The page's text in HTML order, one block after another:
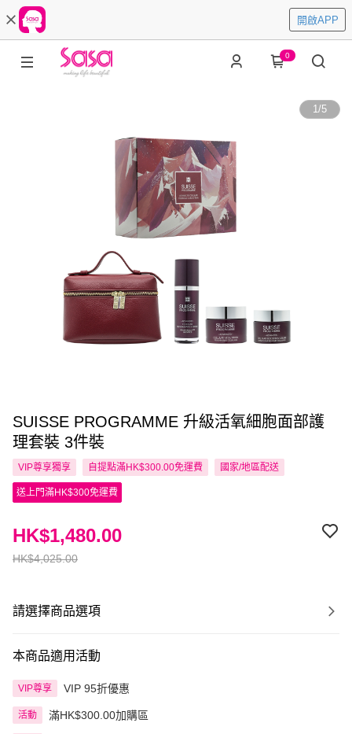
開啟APP
0
1/5
SUISSE PROGRAMME 升級活氧細胞面部護
理套裝 3件裝
VIP尊享獨享 自提點滿HK$300.00免運費 國家/地區配送
送上門滿HK$300免運費
HK$4,025.00
HK$1,480.00
請選擇商品選項
本商品適用活動
VIP尊享 VIP 95折優惠
活動 滿HK$300.00加購區